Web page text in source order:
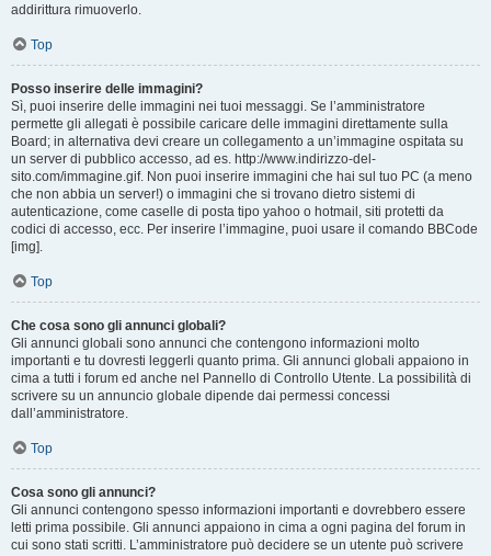
addirittura rimuoverlo.
Top
Posso inserire delle immagini?
Sì, puoi inserire delle immagini nei tuoi messaggi. Se l’amministratore
permette gli allegati è possibile caricare delle immagini direttamente sulla
Board; in alternativa devi creare un collegamento a un’immagine ospitata su
un server di pubblico accesso, ad es. http://www.indirizzo-del-
sito.com/immagine.gif. Non puoi inserire immagini che hai sul tuo PC (a meno
che non abbia un server!) o immagini che si trovano dietro sistemi di
autenticazione, come caselle di posta tipo yahoo o hotmail, siti protetti da
codici di accesso, ecc. Per inserire l’immagine, puoi usare il comando BBCode
[img].
Top
Che cosa sono gli annunci globali?
Gli annunci globali sono annunci che contengono informazioni molto
importanti e tu dovresti leggerli quanto prima. Gli annunci globali appaiono in
cima a tutti i forum ed anche nel Pannello di Controllo Utente. La possibilità di
scrivere su un annuncio globale dipende dai permessi concessi
dall’amministratore.
Top
Cosa sono gli annunci?
Gli annunci contengono spesso informazioni importanti e dovrebbero essere
letti prima possibile. Gli annunci appaiono in cima a ogni pagina del forum in
cui sono stati scritti. L’amministratore può decidere se un utente può scrivere